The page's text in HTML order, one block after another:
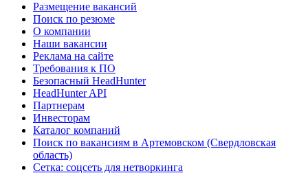
Размещение вакансий
Поиск по резюме
О компании
Наши вакансии
Реклама на сайте
Требования к ПО
Безопасный HeadHunter
HeadHunter API
Партнерам
Инвесторам
Каталог компаний
Поиск по вакансиям в Артемовском (Свердловская
область)
Сетка: соцсеть для нетворкинга